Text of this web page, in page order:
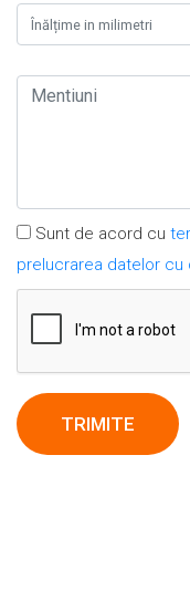
Sunt de acord cu
prelucrarea datelor
TRIMITE